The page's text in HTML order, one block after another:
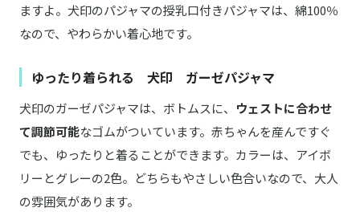
ますよ。犬印のパジャマの授乳口付きパジャマは、綿100％
なので、やわらかい着心地です。
ゆったり着られる 犬印 ガーゼパジャマ
犬印のガーゼパジャマは、ボトムスに、 ウェストに合わせ
て調節可能なゴムがついています。赤ちゃんを産んですぐ
でも、ゆったりと着ることができます。カラーは、アイボ
リーとグレーの2色。どちらもやさしい色合いなので、大人
の雰囲気があります。